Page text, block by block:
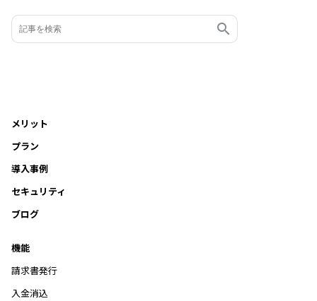
メリット
プラン
導入事例
セキュリティ
ブログ
機能
請求書発行
入金消込